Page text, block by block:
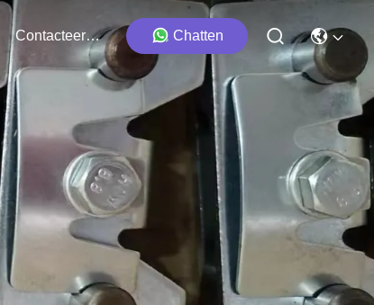
Contacteer Ons Chatten